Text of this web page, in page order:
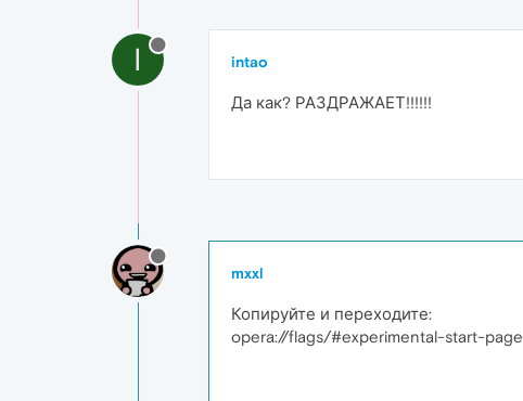
I intao
Да как? РАЗДРАЖАЕТ!!!!!!
mxxl
Копируйте и переходите:
opera://flags/#experimental-start-page